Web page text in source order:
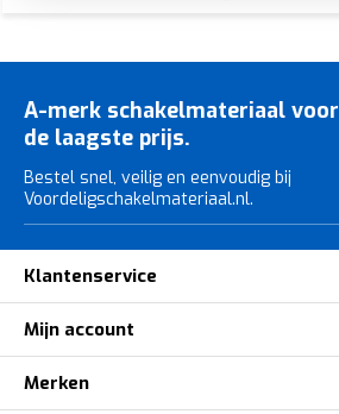
A-merk schakelmateriaal voor
de laagste prijs.
Bestel snel, veilig en eenvoudig bij
Voordeligschakelmateriaal.nl.
Klantenservice
Mijn account
Merken